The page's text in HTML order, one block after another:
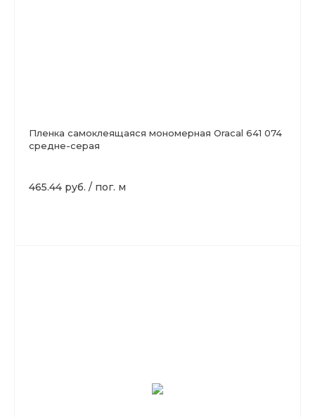
Пленка самоклеящаяся мономерная Oracal 641 074
средне-серая
465.44 руб. / пог. м